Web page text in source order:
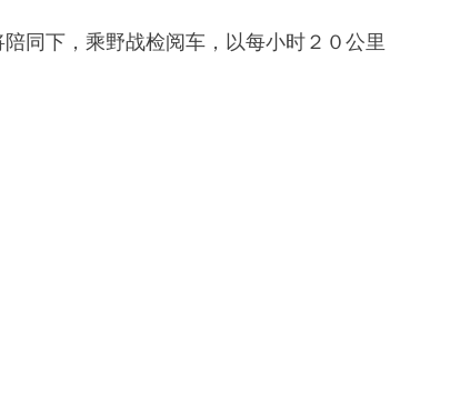
同下，乘野战检阅车，以每小时２０公里